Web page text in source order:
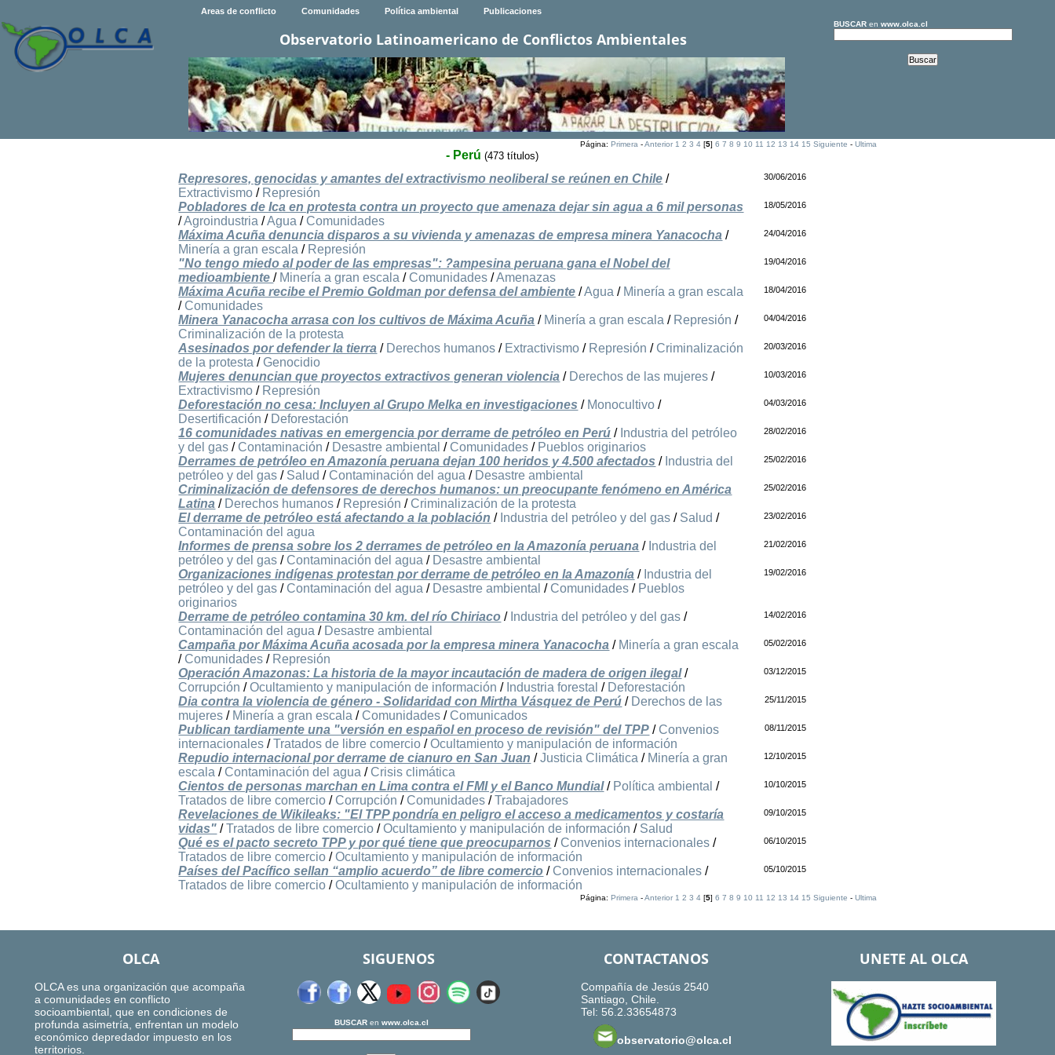
Areas de conflicto Comunidades Política ambiental Publicaciones
Observatorio Latinoamericano de Conflictos Ambientales
BUSCARen www.olca.cl
Página: Primera-Anterior 1 2 3 4[5] 6 7 8 9 10 11 12 13 14 15 Siguiente - Ultima
- Perú (473 títulos)
Represores, genocidas y amantes del extractivismo neoliberal se reúnen en Chile /
Extractivismo / Represión
30/06/2016
Pobladores de Ica en protesta contra un proyecto que amenaza dejar sin agua a 6 mil personas
/Agroindustria /Agua / Comunidades
18/05/2016
Máxima Acuña denuncia disparos a su vivienda y amenazas de empresa minera Yanacocha /
Minería a gran escala / Represión
24/04/2016
"No tengo miedo al poder de las empresas": ?ampesina peruana gana el Nobel del
medioambiente/ Minería a gran escala / Comunidades /Amenazas
19/04/2016
Máxima Acuña recibe el Premio Goldman por defensa del ambiente /Agua / Minería a gran escala
/ Comunidades
18/04/2016
Minera Yanacocha arrasa con los cultivos de Máxima Acuña / Minería a gran escala / Represión /
Criminalización de la protesta
04/04/2016
Asesinados por defender la tierra / Derechos humanos / Extractivismo / Represión / Criminalización
de la protesta / Genocidio
20/03/2016
Mujeres denuncian que proyectos extractivos generan violencia / Derechos de las mujeres /
Extractivismo / Represión
10/03/2016
Deforestación no cesa: Incluyen al Grupo Melka en investigaciones / Monocultivo /
Desertificación / Deforestación
04/03/2016
16 comunidades nativas en emergencia por derrame de petróleo en Perú / Industria del petróleo
y del gas / Contaminación / Desastre ambiental / Comunidades / Pueblos originarios
28/02/2016
Derrames de petróleo en Amazonía peruana dejan 100 heridos y 4.500 afectados / Industria del
petróleo y del gas / Salud / Contaminación del agua / Desastre ambiental
25/02/2016
Criminalización de defensores de derechos humanos: un preocupante fenómeno en América
Latina / Derechos humanos / Represión / Criminalización de la protesta
25/02/2016
El derrame de petróleo está afectando a la población / Industria del petróleo y del gas / Salud /
Contaminación del agua
23/02/2016
Informes de prensa sobre los 2 derrames de petróleo en la Amazonía peruana / Industria del
petróleo y del gas / Contaminación del agua / Desastre ambiental
21/02/2016
Organizaciones indígenas protestan por derrame de petróleo en la Amazonía / Industria del
petróleo y del gas / Contaminación del agua / Desastre ambiental / Comunidades / Pueblos
originarios
19/02/2016
Derrame de petróleo contamina 30 km. del río Chiriaco / Industria del petróleo y del gas /
Contaminación del agua / Desastre ambiental
14/02/2016
Campaña por Máxima Acuña acosada por la empresa minera Yanacocha / Minería a gran escala
/ Comunidades / Represión
05/02/2016
Operación Amazonas: La historia de la mayor incautación de madera de origen ilegal/
Corrupción /Ocultamiento y manipulación de información / Industria forestal / Deforestación
03/12/2015
Dia contra la violencia de género - Solidaridad con Mirtha Vásquez de Perú / Derechos de las
mujeres / Minería a gran escala / Comunidades / Comunicados
25/11/2015
Publican tardiamente una "versión en español en proceso de revisión" del TPP / Convenios
internacionales /Tratados de libre comercio /Ocultamiento y manipulación de información
08/11/2015
Repudio internacional por derrame de cianuro en San Juan /Justicia Climática / Minería a gran
escala / Contaminación del agua / Crisis climática
12/10/2015
Cientos de personas marchan en Lima contra el FMI y el Banco Mundial/ Política ambiental /
Tratados de libre comercio / Corrupción / Comunidades /Trabajadores
10/10/2015
Revelaciones de Wikileaks: "El TPP pondría en peligro el acceso a medicamentos y costaría
vidas" /Tratados de libre comercio /Ocultamiento y manipulación de información / Salud
09/10/2015
Qué es el pacto secreto TPP y por qué tiene que preocuparnos / Convenios internacionales /
Tratados de libre comercio /Ocultamiento y manipulación de información
06/10/2015
Países del Pacífico sellan “amplio acuerdo” de libre comercio / Convenios internacionales /
Tratados de libre comercio /Ocultamiento y manipulación de información
05/10/2015
Página: Primera-Anterior 1 2 3 4[5] 6 7 8 9 10 11 12 13 14 15 Siguiente - Ultima
OLCA
OLCA es una organización que acompaña
a comunidades en conflicto
socioambiental, que en condiciones de
profunda asimetría, enfrentan un modelo
económico depredador impuesto en los
territorios.
SIGUENOS
BUSCARen www.olca.cl
CONTACTANOS
Compañía de Jesús 2540
Santiago, Chile.
Tel: 56.2.33654873
observatorio@olca.cl
UNETE AL OLCA